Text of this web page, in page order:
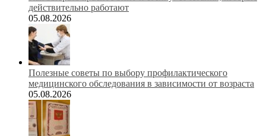
действительно работают
05.08.2026
Полезные советы по выбору профилактического
медицинского обследования в зависимости от возраста
05.08.2026